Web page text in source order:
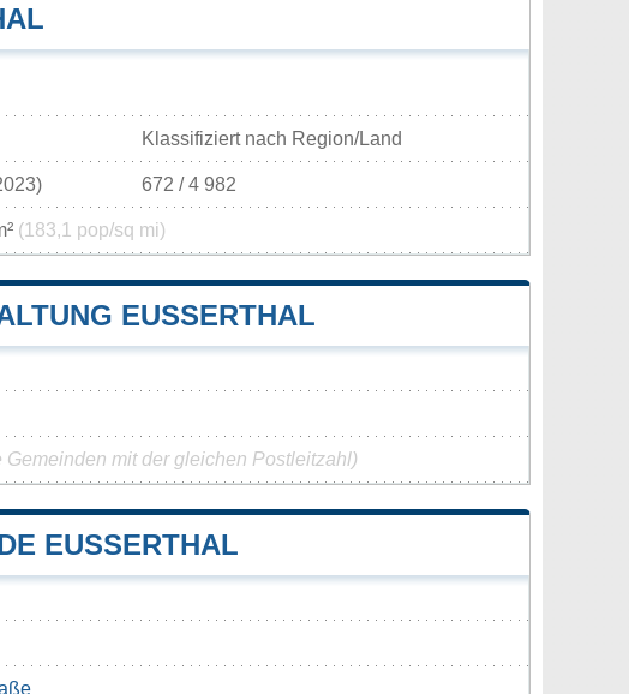
Klassifiziert nach Region/Land
672 / 4 982
(183,1 pop/sq mi)
EUSSERTHAL
Gemeinden mit der gleichen Postleitzahl)
EUSSERTHAL